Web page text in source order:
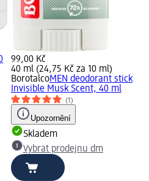
99,00 Kč
40 ml (24,75 Kč za 10 ml)
BorotalcoMEN deodorant stick
Invisible Musk Scent, 40 ml
(1)
Upozornění
Skladem
Vybrat prodejnu dm